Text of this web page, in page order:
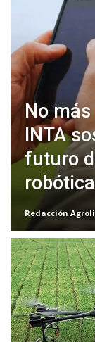
No más
INTA
futuro
robótica
Redacción